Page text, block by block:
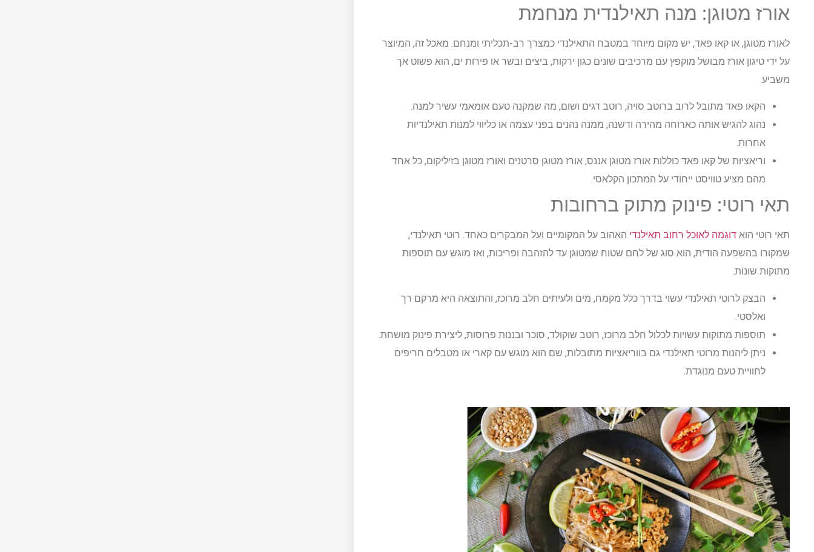
אורז מטוגן: מנה תאילנדית מנחמת
לאורז מטוגן, או קאו פאד, יש מקום מיוחד במטבח התאילנדי כמצרך רב-תכליתי ומנחם. מאכל זה, המיוצר
על ידי טיגון אורז מבושל מוקפץ עם מרכיבים שונים כגון ירקות, ביצים ובשר או פירות ים, הוא פשוט אך
משביע.
הקאו פאד מתובל לרוב ברוטב סויה, רוטב דגים ושום, מה שמקנה טעם אומאמי עשיר למנה.
נהוג להגיש אותה כארוחה מהירה ודשנה, ממנה נהנים בפני עצמה או כליווי למנות תאילנדיות
אחרות.
וריאציות של קאו פאד כוללות אורז מטוגן אננס, אורז מטוגן סרטנים ואורז מטוגן בזיליקום, כל אחד
מהם מציע טוויסט ייחודי על המתכון הקלאסי.
תאי רוטי: פינוק מתוק ברחובות
תאי רוטי הוא דוגמה לאוכל רחוב תאילנדי האהוב על המקומיים ועל המבקרים כאחד. רוטי תאילנדי,
שמקורו בהשפעה הודית, הוא סוג של לחם שטוח שמטוגן עד להזהבה ופריכות, ואז מוגש עם תוספות
מתוקות שונות.
הבצק לרוטי תאילנדי עשוי בדרך כלל מקמח, מים ולעיתים חלב מרוכז, והתוצאה היא מרקם רך
ואלסטי.
תוספות מתוקות עשויות לכלול חלב מרוכז, רוטב שוקולד, סוכר ובננות פרוסות, ליצירת פינוק מושחת.
ניתן ליהנות מרוטי תאילנדי גם בווריאציות מתובלות, שם הוא מוגש עם קארי או מטבלים חריפים
לחוויית טעם מנוגדת.